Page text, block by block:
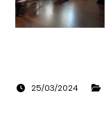
25/03/2024